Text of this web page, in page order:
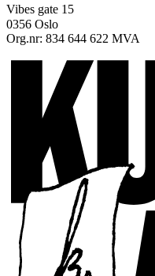
Vibes gate 15
0356 Oslo
Org.nr: 834 644 622 MVA